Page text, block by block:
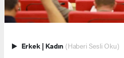
Erkek | Kadın (Haberi Sesli Oku)